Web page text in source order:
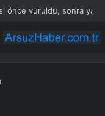
önce vuruldu, sonra yakıldı